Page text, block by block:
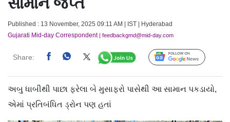
સામાન જપ્ત
Published : 13 November, 2025 09:11 AM | IST | Hyderabad
Gujarati Mid-day Correspondent| feedbackgmd@mid-day.com
Share: Follow Us
અબુ ધાબીથી પાછા ફરેલા બે મુસાફરો પાસેથી આ સામાન પકડાયો,
એમાં પ્રતિબંધિત ડ્રોન પણ હતાં